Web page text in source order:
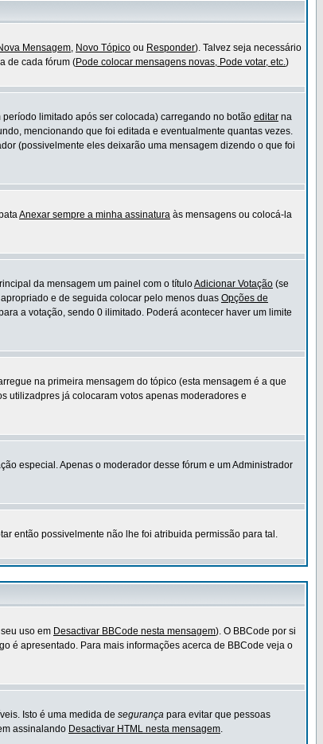
Mensagem, Novo Tópico ou Responder). Talvez seja necessário
de cada fórum (Pode colocar mensagens novas, Pode votar, etc.)
limitado após ser colocada) carregando no botão editar na
mencionando que foi editada e eventualmente quantas vezes.
(possivelmente eles deixarão uma mensagem dizendo o que foi
Anexar sempre a minha assinatura às mensagens ou colocá-la
da mensagem um painel com o títuloAdicionar Votação (se
e de seguida colocar pelo menos duas Opções de
a votação, sendo 0 ilimitado. Poderá acontecer haver um limite
na primeira mensagem do tópico (esta mensagem é a que
utilizadpres já colocaram votos apenas moderadores e
especial. Apenas o moderador desse fórum e um Administrador
então possivelmente não lhe foi atribuida permissão para tal.
uso em Desactivar BBCode nesta mensagem). O BBCode por si
é apresentado. Para mais informações acerca de BBCode veja o
Isto é uma medida de segurança para evitar que pessoas
assinalando Desactivar HTML nesta mensagem.